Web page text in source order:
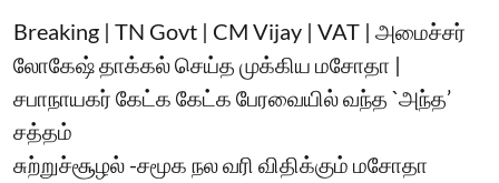
Breaking | TN Govt | CM Vijay | VAT | அமைச்சர்
லோகேஷ் தாக்கல் செய்த முக்கிய மசோதா |
சபாநாயகர் கேட்க கேட்க பேரவையில் வந்த `அந்த’
சத்தம்
சுற்றுச்சூழல் -சமூக நல வரி விதிக்கும் மசோதா